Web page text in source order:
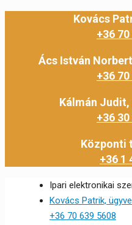
Kovács
+36
Ács István
+36
Kálmán
+36
Központi
+36 1
Ipari elektronikai
Kovács Patrik,
+36 70 639 5608